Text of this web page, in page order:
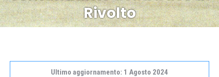
Rivolto
Ultimo aggiornamento: 1 Agosto 2024